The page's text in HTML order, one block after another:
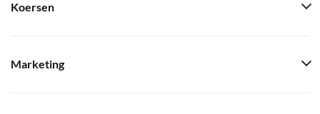
Koersen
Marketing